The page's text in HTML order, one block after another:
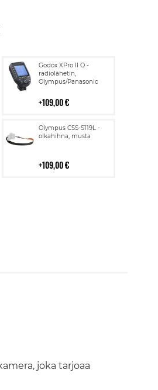
Godox XPro II O -
radiolähetin,
Olympus/Panasonic
109,00 €
Lisää
ostoskoriin
Olympus CSS-S119L -
olkahihna, musta
109,00 €
Lisää
ostoskoriin
joka tarjoaa